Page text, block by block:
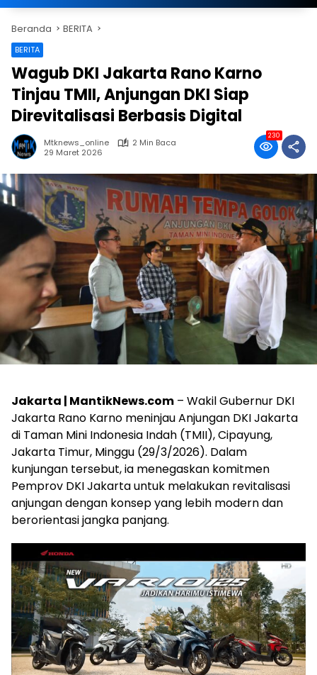
Beranda BERITA
BERITA
Wagub DKI Jakarta Rano Karno
Tinjau TMII, Anjungan DKI Siap
Direvitalisasi Berbasis Digital
Mtknews_online
2 Min Baca
29 Maret 2026
230
Jakarta | MantikNews.com – Wakil Gubernur DKI
Jakarta Rano Karno meninjau Anjungan DKI Jakarta
di Taman Mini Indonesia Indah (TMII), Cipayung,
Jakarta Timur, Minggu (29/3/2026). Dalam
kunjungan tersebut, ia menegaskan komitmen
Pemprov DKI Jakarta untuk melakukan revitalisasi
anjungan dengan konsep yang lebih modern dan
berorientasi jangka panjang.